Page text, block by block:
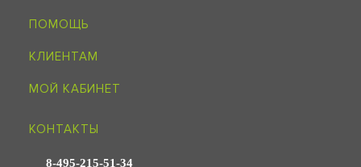
ПОМОЩЬ
КЛИЕНТАМ
МОЙ КАБИНЕТ
КОНТАКТЫ
8-495-215-51-34